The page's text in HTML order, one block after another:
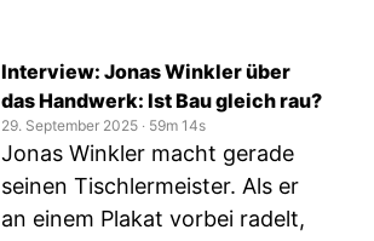
Interview: Jonas Winkler über
das Handwerk: Ist Bau gleich rau?
29. September 2025 ‧ 59m 14s
Jonas Winkler macht gerade
seinen Tischlermeister. Als er
an einem Plakat vorbei radelt,